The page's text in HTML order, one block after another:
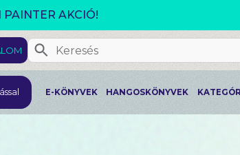
ÁLMAIMBAN SZERETLEK
E-KÖNYVEK HANGOSKÖNYVEK